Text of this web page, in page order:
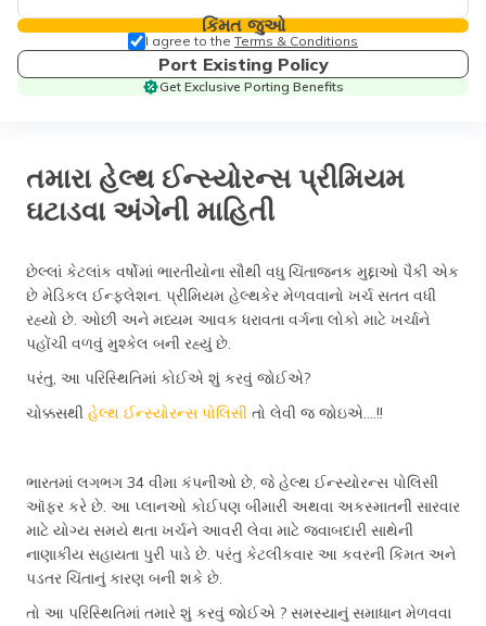
કિંમત જુઓ
I agree to the Terms & Conditions
Port Existing Policy
Get Exclusive Porting Benefits
તમારા હેલ્થ ઈન્સ્યોરન્સ પ્રીમિયમ
ઘટાડવા અંગેની માહિતી
છેલ્લાં કેટલાંક વર્ષોમાં ભારતીયોના સૌથી વધુ ચિંતાજનક મુદ્દાઓ પૈકી એક
છે મેડિકલ ઈન્ફલેશન. પ્રીમિયમ હેલ્થકેર મેળવવાનો ખર્ચ સતત વધી
રહ્યો છે. ઓછી અને મધ્યમ આવક ધરાવતા વર્ગના લોકો માટે ખર્ચાને
પહોંચી વળવું મુશ્કેલ બની રહ્યું છે.
પરંતુ, આ પરિસ્થિતિમાં કોઈએ શું કરવું જોઈએ?
ચોક્કસથી હેલ્થ ઈન્સ્યોરન્સ પોલિસી તો લેવી જ જોઇએ....!!
ભારતમાં લગભગ 34 વીમા કંપનીઓ છે, જે હેલ્થ ઈન્સ્યોરન્સ પોલિસી
ઑફર કરે છે. આ પ્લાનઓ કોઈપણ બીમારી અથવા અકસ્માતની સારવાર
માટે યોગ્ય સમયે થતા ખર્ચને આવરી લેવા માટે જવાબદારી સાથેની
નાણાકીય સહાયતા પુરી પાડે છે. પરંતુ કેટલીકવાર આ કવરની કિંમત અને
પડતર ચિંતાનું કારણ બની શકે છે.
તો આ પરિસ્થિતિમાં તમારે શું કરવું જોઈએ ? સમસ્યાનું સમાધાન મેળવવા